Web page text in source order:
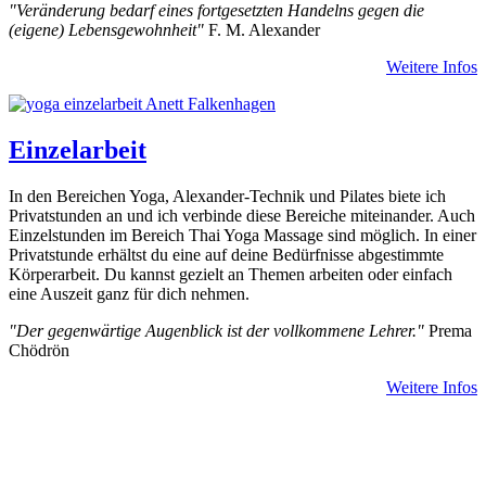
"Veränderung bedarf eines fortgesetzten Handelns gegen die
(eigene) Lebensgewohnheit" F. M. Alexander
Weitere Infos
Einzelarbeit
In den Bereichen Yoga, Alexander-Technik und Pilates biete ich
Privatstunden an und ich verbinde diese Bereiche miteinander. Auch
Einzelstunden im Bereich Thai Yoga Massage sind möglich. In einer
Privatstunde erhältst du eine auf deine Bedürfnisse abgestimmte
Körperarbeit. Du kannst gezielt an Themen arbeiten oder einfach
eine Auszeit ganz für dich nehmen.
"Der gegenwärtige Augenblick ist der vollkommene Lehrer." Prema
Chödrön
Weitere Infos